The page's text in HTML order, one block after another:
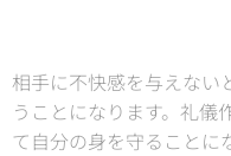
相手に不快感を与えない
うことになります。礼儀
て自分の身を守ることに